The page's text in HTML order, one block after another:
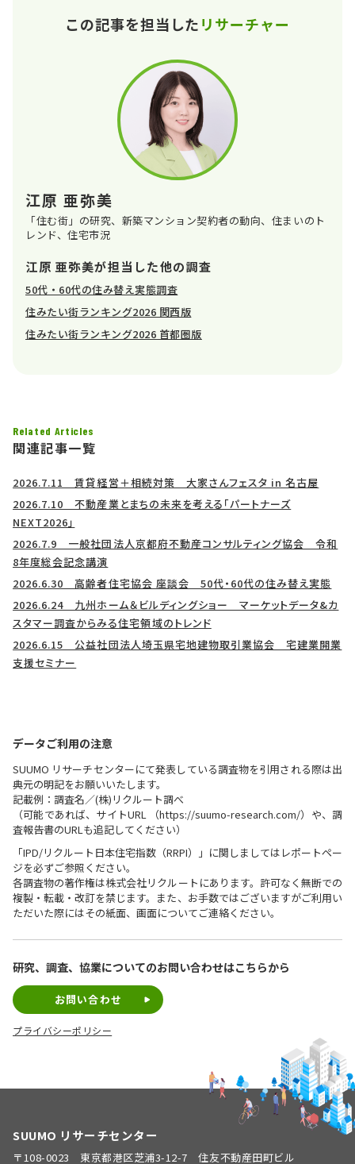
この記事を担当したリサーチャー
江原 亜弥美
「住む街」の研究、新築マンション契約者の動向、住まいのト
レンド、住宅市況
江原 亜弥美が担当した他の調査
50代・60代の住み替え実態調査
住みたい街ランキング2026 関西版
住みたい街ランキング2026 首都圏版
Related Articles
関連記事一覧
2026.7.11 賃貸経営＋相続対策 大家さんフェスタ in 名古屋
2026.7.10 不動産業とまちの未来を考える「パートナーズ
NEXT2026」
2026.7.9 一般社団法人京都府不動産コンサルティング協会 令和
8年度総会記念講演
2026.6.30 高齢者住宅協会 座談会 50代・60代の住み替え実態
2026.6.24 九州ホーム＆ビルディングショー マーケットデータ&カ
スタマー調査からみる住宅領域のトレンド
2026.6.15 公益社団法人埼玉県宅地建物取引業協会 宅建業開業
支援セミナー
データご利用の注意
SUUMO リサーチセンターにて発表している調査物を引用される際は出
典元の明記をお願いいたします。
記載例：調査名／(株)リクルート調べ
（可能であれば、サイトURL （https://suumo-research.com/）や、調
査報告書のURLも追記してください）
「IPD/リクルート日本住宅指数（RRPI）」に関しましてはレポートペー
ジを必ずご参照ください。
各調査物の著作権は株式会社リクルートにあります。許可なく無断での
複製・転載・改訂を禁じます。また、お手数ではございますがご利用い
ただいた際にはその紙面、画面についてご連絡ください。
研究、調査、協業についてのお問い合わせはこちらから
お問い合わせ
プライバシーポリシー
SUUMO リサーチセンター
〒108-0023 東京都港区芝浦3-12-7 住友不動産田町ビル